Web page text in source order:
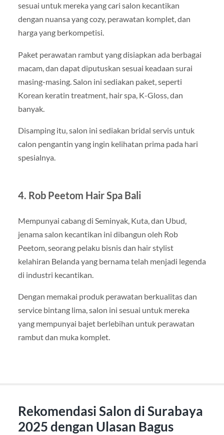
sesuai untuk mereka yang cari salon kecantikan
dengan nuansa yang cozy, perawatan komplet, dan
harga yang berkompetisi.
Paket perawatan rambut yang disiapkan ada berbagai
macam, dan dapat diputuskan sesuai keadaan surai
masing-masing. Salon ini sediakan paket, seperti
Korean keratin treatment, hair spa, K-Gloss, dan
banyak.
Disamping itu, salon ini sediakan bridal servis untuk
calon pengantin yang ingin kelihatan prima pada hari
spesialnya.
4. Rob Peetom Hair Spa Bali
Mempunyai cabang di Seminyak, Kuta, dan Ubud,
jenama salon kecantikan ini dibangun oleh Rob
Peetom, seorang pelaku bisnis dan hair stylist
kelahiran Belanda yang bernama telah menjadi legenda
di industri kecantikan.
Dengan memakai produk perawatan berkualitas dan
service bintang lima, salon ini sesuai untuk mereka
yang mempunyai bajet berlebihan untuk perawatan
rambut dan muka komplet.
Rekomendasi Salon di Surabaya
2025 dengan Ulasan Bagus